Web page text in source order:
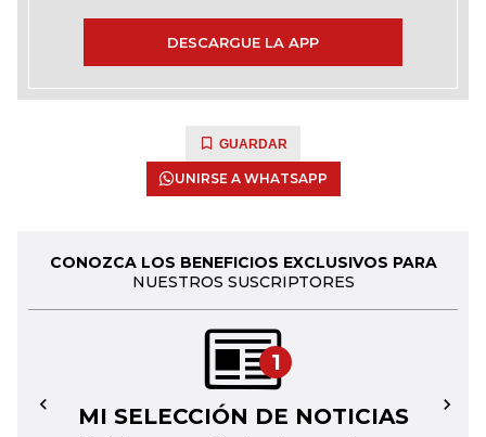
DESCARGUE LA APP
GUARDAR
UNIRSE A WHATSAPP
CONOZCA LOS BENEFICIOS EXCLUSIVOS PARA
NUESTROS SUSCRIPTORES
1
MI SELECCIÓN DE NOTICIAS
← →